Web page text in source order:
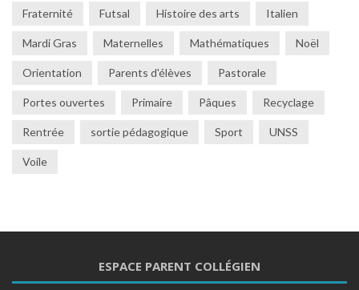
Fraternité Futsal Histoire des arts Italien
Mardi Gras Maternelles Mathématiques Noël
Orientation Parents d'élèves Pastorale
Portes ouvertes Primaire Pâques Recyclage
Rentrée sortie pédagogique Sport UNSS
Voile
ESPACE PARENT COLLÉGIEN